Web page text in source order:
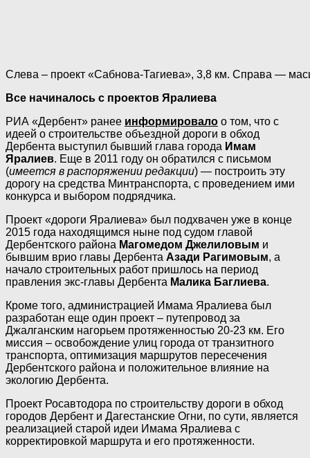
Слева – проект «Сабнова-Тагиева», 3,8 км. Справа —
Все начиналось с проектов Яралиева
РИА «Дербент» ранее информировало о том, что с
идеей о строительстве объездной дороги в обход
Дербента выступил бывший глава города Имам
Яралиев. Еще в 2011 году он обратился с письмом
(имеется в распоряжении редакции) — построить эту
дорогу на средства Минтранспорта, с проведением ими
конкурса и выбором подрядчика.
Проект «дороги Яралиева» был подхвачен уже в конце
2015 года находящимся ныне под судом главой
Дербентского района Магомедом Джелиловым и
бывшим врио главы Дербента Азади Рагимовым, а
начало строительных работ пришлось на период
правления экс-главы Дербента Малика Баглиева.
Кроме того, администрацией Имама Яралиева был
разработан еще один проект – путепровод за
Джалганским нагорьем протяженностью 20-23 км. Его
миссия – освобождение улиц города от транзитного
транспорта, оптимизация маршрутов пересечения
Дербентского района и положительное влияние на
экологию Дербента.
Проект Росавтодора по строительству дороги в обход
городов Дербент и Дагестанские Огни, по сути, является
реализацией старой идеи Имама Яралиева с
корректировкой маршрута и его протяженности.